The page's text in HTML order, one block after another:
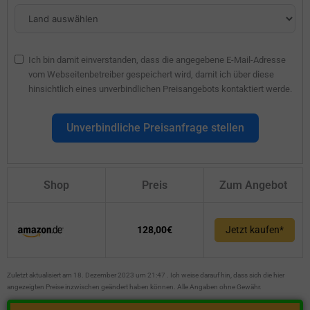
Ich bin damit einverstanden, dass die angegebene E-Mail-Adresse
vom Webseitenbetreiber gespeichert wird, damit ich über diese
hinsichtlich eines unverbindlichen Preisangebots kontaktiert werde.
Unverbindliche Preisanfrage stellen
Shop Preis Zum Angebot
128,00€ Jetzt kaufen*
Zuletzt aktualisiert am 18. Dezember 2023 um 21:47 . Ich weise darauf hin, dass sich die hier
angezeigten Preise inzwischen geändert haben können. Alle Angaben ohne Gewähr.